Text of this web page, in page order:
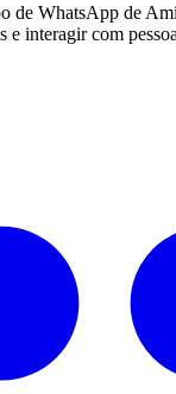
de WhatsApp de
e interagir com